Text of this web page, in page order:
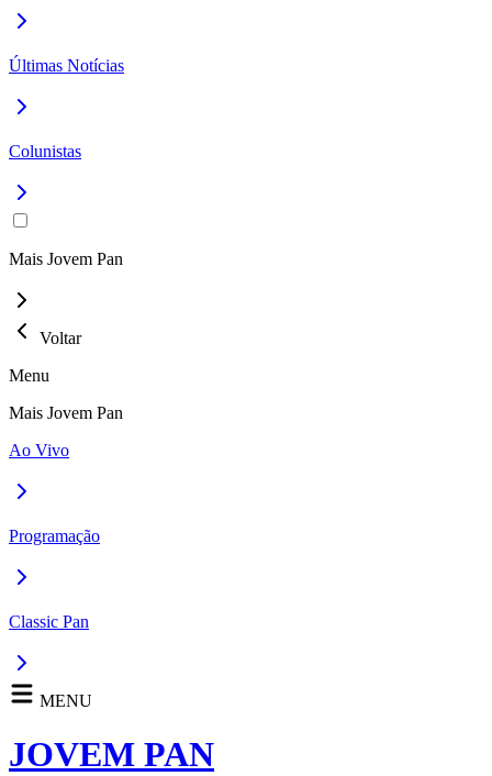
Últimas Notícias
Colunistas
Mais Jovem Pan
Voltar
Menu
Mais Jovem Pan
Ao Vivo
Programação
Classic Pan
MENU
JOVEM PAN